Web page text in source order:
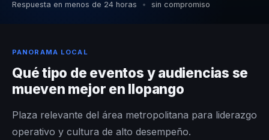
Respuesta en menos de 24 horas • sin compromiso
PANORAMA LOCAL
Qué tipo de eventos y audiencias se
mueven mejor en Ilopango
Plaza relevante del área metropolitana para liderazgo
operativo y cultura de alto desempeño.